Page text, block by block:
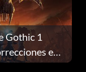
Gothic 1
en